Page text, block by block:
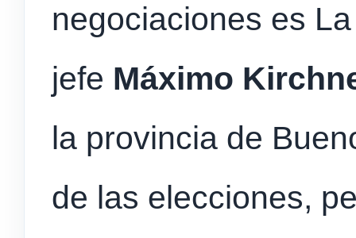
negociaciones es
jefe Máximo
la provincia de
de las elecciones,